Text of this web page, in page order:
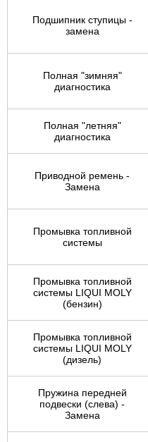
Подшипник ступицы -
замена
Полная "зимняя"
диагностика
Полная "летняя"
диагностика
Приводной ремень -
Замена
Промывка топливной
системы
Промывка топливной
системы LIQUI MOLY
(бензин)
Промывка топливной
системы LIQUI MOLY
(дизель)
Пружина передней
подвески (слева) -
Замена